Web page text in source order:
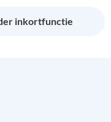
inkortfunctie